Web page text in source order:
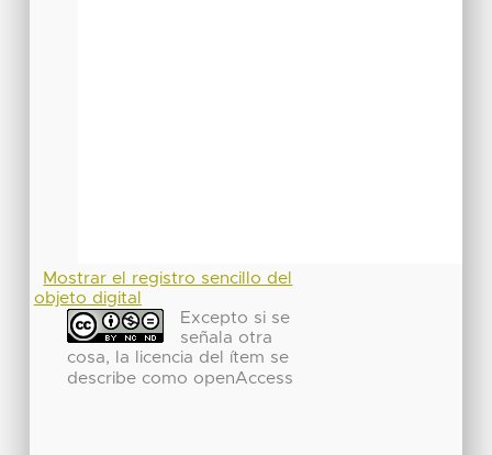
Mostrar el registro sencillo del
objeto digital
Excepto si se
señala otra
cosa, la licencia del ítem se
describe como openAccess